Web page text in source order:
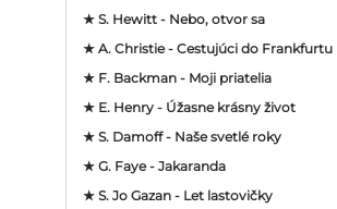
★ S. Hewitt - Nebo, otvor sa
★ A. Christie - Cestujúci do Frankfurtu
★ F. Backman - Moji priatelia
★ E. Henry - Úžasne krásny život
★ S. Damoff - Naše svetlé roky
★ G. Faye - Jakaranda
★ S. Jo Gazan - Let lastovičky